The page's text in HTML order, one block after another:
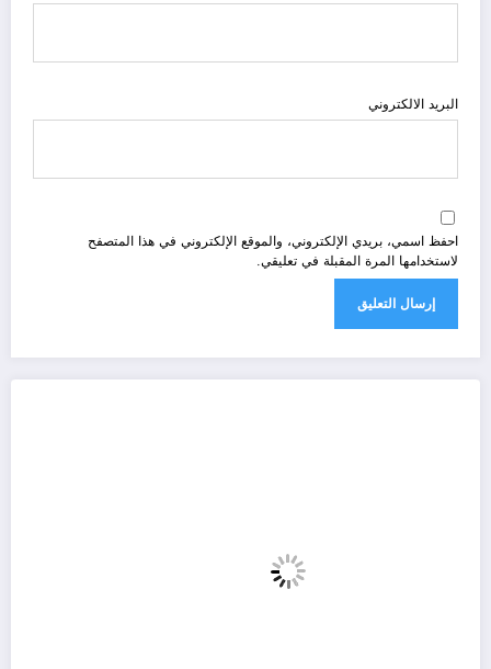
البريد الالكتروني
احفظ اسمي، بريدي الإلكتروني، والموقع الإلكتروني في هذا المتصفح
لاستخدامها المرة المقبلة في تعليقي.